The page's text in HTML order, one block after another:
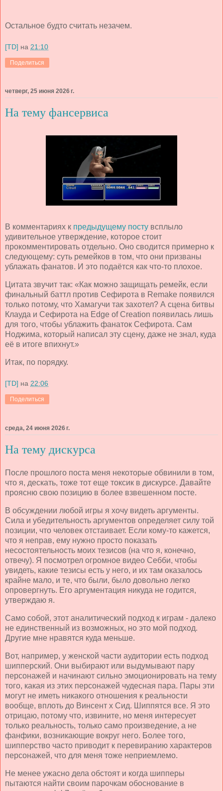
Остальное будто считать незачем.
[TD] на 21:10
Поделиться
четверг, 25 июня 2026 г.
На тему фансервиса
В комментариях к предыдущему посту всплыло
удивительное утверждение, которое стоит
прокомментировать отдельно. Оно сводится примерно к
следующему: суть ремейков в том, что они призваны
ублажать фанатов. И это подаётся как что-то плохое.
Цитата звучит так: «Как можно защищать ремейк, если
финальный баттл против Сефирота в Remake появился
только потому, что Хамагучи так захотел? А сцена битвы
Клауда и Сефирота на Edge of Creation появилась лишь
для того, чтобы ублажить фанаток Сефирота. Сам
Ноджима, который написал эту сцену, даже не знал, куда
её в итоге впихнут.»
Итак, по порядку.
[TD] на 22:06
Поделиться
среда, 24 июня 2026 г.
На тему дискурса
После прошлого поста меня некоторые обвинили в том,
что я, дескать, тоже тот еще токсик в дискурсе. Давайте
проясню свою позицию в более взвешенном посте.
В обсуждении любой игры я хочу видеть аргументы.
Сила и убедительность аргументов определяет силу той
позиции, что человек отстаивает. Если кому-то кажется,
что я неправ, ему нужно просто показать
несостоятельность моих тезисов (на что я, конечно,
отвечу). Я посмотрел огромное видео Себби, чтобы
увидеть, какие тезисы есть у него, и их там оказалось
крайне мало, и те, что были, было довольно легко
опровергнуть. Его аргументация никуда не годится,
утверждаю я.
Само собой, этот аналитический подход к играм - далеко
не единственный из возможных, но это мой подход.
Другие мне нравятся куда меньше.
Вот, например, у женской части аудитории есть подход
шипперский. Они выбирают или выдумывают пару
персонажей и начинают сильно эмоционировать на тему
того, какая из этих персонажей чудесная пара. Пары эти
могут не иметь никакого отношения к реальности
вообще, вплоть до Винсент х Сид. Шиппятся все. Я это
отрицаю, потому что, извините, но меня интересует
только реальность, только само произведение, а не
фанфики, возникающие вокруг него. Более того,
шипперство часто приводит к перевиранию характеров
персонажей, что для меня тоже неприемлемо.
Не менее ужасно дела обстоят и когда шипперы
пытаются найти своим парочкам обоснование в